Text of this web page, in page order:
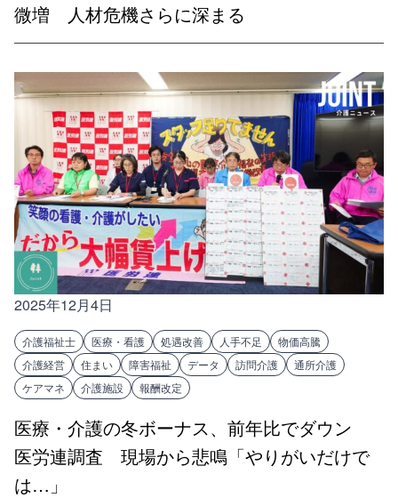
微増 人材危機さらに深まる
2025年12月4日
介護福祉士 医療・看護 処遇改善 人手不足
物価高騰
介護経営
住まい 障害福祉 データ 訪問介護
通所介護
ケアマネ
介護施設 報酬改定
医療・介護の冬ボーナス、前年比でダウン
医労連調査 現場から悲鳴「やりがいだけで
は…」